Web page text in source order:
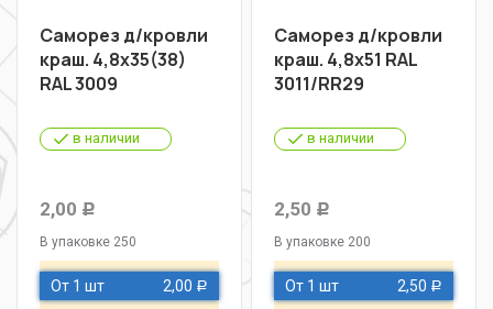
Саморез д/кровли
краш. 4,8х35(38)
RAL 3009
в наличии
2,00 Р
В упаковке 250
От 1 шт 2,00 Р
Саморез д/кровли
краш. 4,8х51 RAL
3011/RR29
в наличии
2,50 Р
В упаковке 200
От 1 шт 2,50 Р